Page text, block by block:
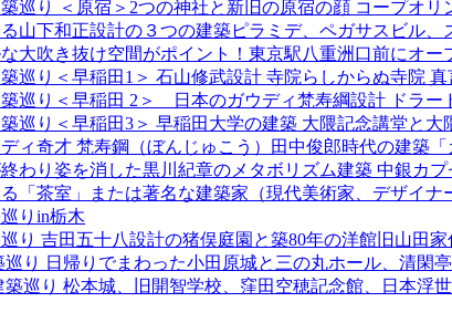
巡り ＜原宿＞2つの神社と新旧の原宿の顔 コープオ
山下和正設計の３つの建築ピラミデ、ペガサスビル
大吹き抜け空間がポイント！東京駅八重洲口前にオ
巡り＜早稲田1＞ 石山修武設計 寺院らしからぬ寺院
巡り＜早稲田 2＞ 日本のガウディ梵寿綱設計 ドラー
巡り＜早稲田3＞ 早稲田大学の建築 大隈記念講堂と大
ィ奇才 梵寿鋼（ぼんじゅこう）田中俊郎時代の建築
わり姿を消した黒川紀章のメタボリズム建築 中銀カ
「茶室」または著名な建築家（現代美術家、デザイナ
りin栃木
り 吉田五十八設計の猪俣庭園と築80年の洋館旧山田家
巡り 日帰りでまわった小田原城と三の丸ホール、清閑
築巡り 松本城、旧開智学校、窪田空穂記念館、日本浮